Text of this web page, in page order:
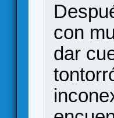
con
dar